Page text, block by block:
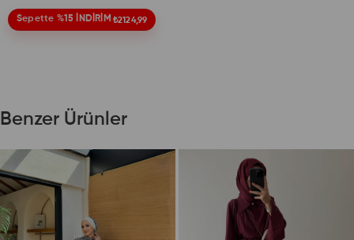
Sepette %15 İNDİRİM ₺2124,99
Benzer Ürünler